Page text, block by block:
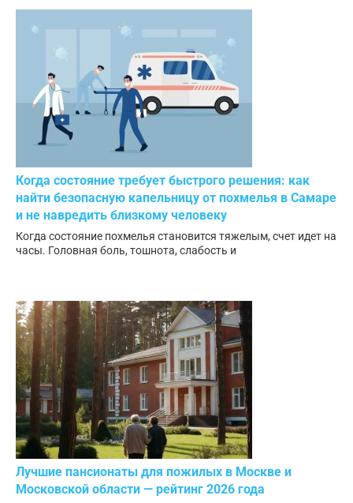
Когда состояние требует быстрого решения: как
найти безопасную капельницу от похмелья в Самаре
и не навредить близкому человеку
Когда состояние похмелья становится тяжелым, счет идет на
часы. Головная боль, тошнота, слабость и
Лучшие пансионаты для пожилых в Москве и
Московской области — рейтинг 2026 года